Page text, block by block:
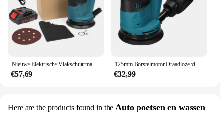
Nieuwe Elektrische Vlakschuurmachine Borstelmotor Houtslijper Polijstmachine voor 21V Makita Batterij Waxen Slijpen Schuren Polijstmachine
€57,69
125mm Borstelmotor Draadloze vlakschuurmachine Houtslijpmachine Hout Metaal Waxen Polijsten Slijpmachine voor Makita 18V Batterij Gereedschap
€32,99
Here are the products found in the Auto poetsen en wassen